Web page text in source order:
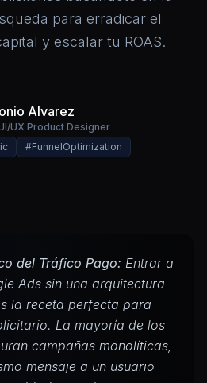
para erradicar el
y escalar tu ROAS.
Alvarez
UX Product Designer
#FunnelOptimization
del Tráfico Pago: Entrar a
Ads sin una arquitectura
la receta perfecta para
La mayoría de los
campañas monolíticas,
mensaje a un usuario